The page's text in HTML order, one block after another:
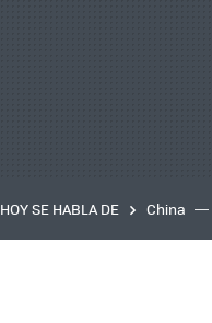
HOY SE HABLA DE China